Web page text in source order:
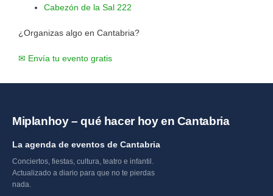
Cabezón de la Sal 222
¿Organizas algo en Cantabria?
✉ Envía tu evento gratis
Miplanhoy – qué hacer hoy en Cantabria
La agenda de eventos de Cantabria
Conciertos, fiestas, cultura, teatro e infantil.
Actualizado a diario para que no te pierdas
nada.